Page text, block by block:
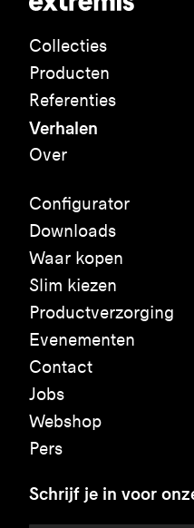
Collecties
Producten
Referenties
Verhalen
Over
Configurator
Downloads
Waar kopen
Slim kiezen
Productverzorging
Evenementen
Contact
Jobs
Webshop
Pers
Schrijf je in voor